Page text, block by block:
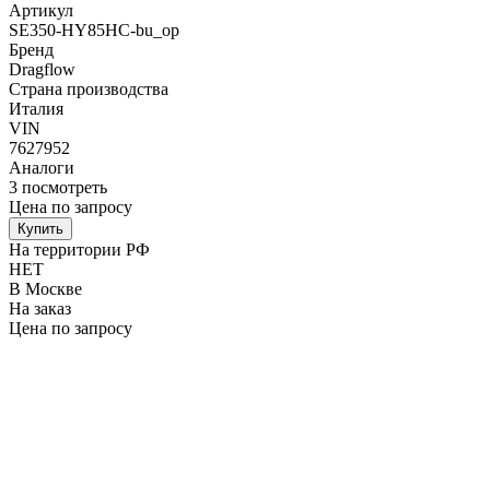
Артикул
SE350-HY85HC-bu_op
Бренд
Dragflow
Страна производства
Италия
VIN
7627952
Аналоги
3 посмотреть
Цена по запросу
Купить
На территории РФ
НЕТ
В Москве
На заказ
Цена по запросу